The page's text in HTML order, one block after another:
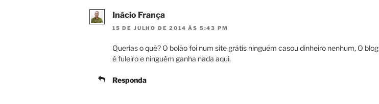
Inácio França
15 DE JULHO DE 2014 ÀS 5:43 PM
Querias o quê? O bolão foi num site grátis ninguém casou dinheiro nenhum, O blog
é fuleiro e ninguém ganha nada aqui.
Responda